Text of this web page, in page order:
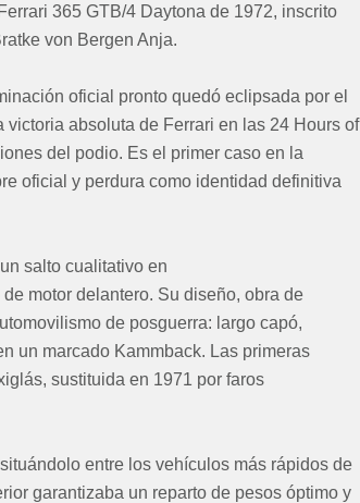
365 GTB/4 Daytona de 1972, inscrito
von Bergen Anja.
oficial pronto quedó eclipsada por el
victoria absoluta de Ferrari en las 24 Hours of
del podio. Es el primer caso en la
oficial y perdura como identidad definitiva
salto cualitativo en
motor delantero. Su diseño, obra de
de posguerra: largo capó,
un marcado Kammback. Las primeras
sustituida en 1971 por faros
entre los vehículos más rápidos de
garantizaba un reparto de pesos óptimo y